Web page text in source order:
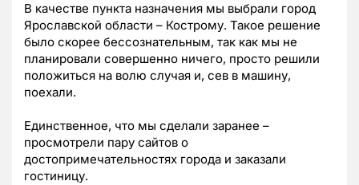
В качестве пункта назначения мы выбрали город
Ярославской области – Кострому. Такое решение
было скорее бессознательным, так как мы не
планировали совершенно ничего, просто решили
положиться на волю случая и, сев в машину,
поехали.
Единственное, что мы сделали заранее –
просмотрели пару сайтов о
достопримечательностях города и заказали
гостиницу.